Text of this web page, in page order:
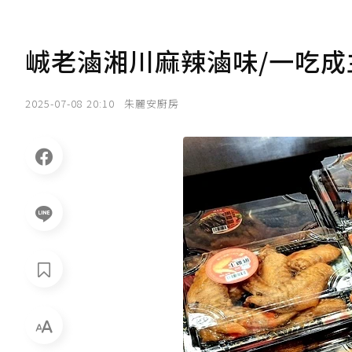
峸老滷湘川麻辣滷味/一吃
2025-07-08 20:10 朱麗安廚房